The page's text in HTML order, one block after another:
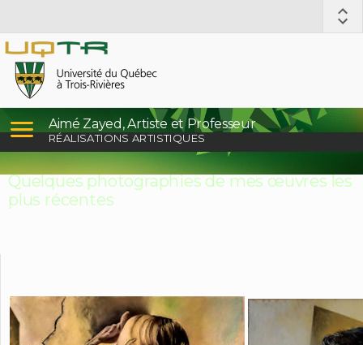
Aimé Zayed, Artiste et Professeur
RÉALISATIONS ARTISTIQUES
Quelques photographies de mes œuvres les
plus récentes